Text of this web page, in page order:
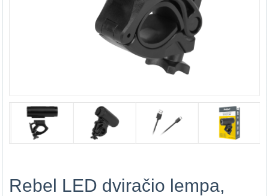
Rebel LED dviračio lempa,